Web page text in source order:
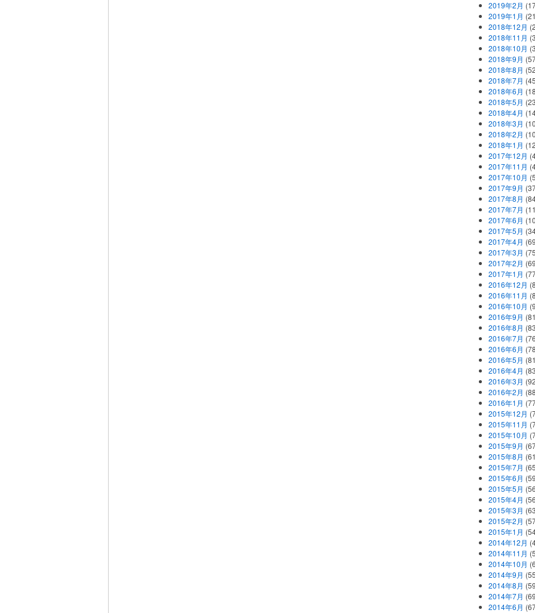
2019年2月
2019年1月
2018年12月
2018年11月
2018年10月
2018年9月
2018年8月
2018年7月
2018年6月
2018年5月
2018年4月
2018年3月
2018年2月
2018年1月
2017年12月
2017年11月
2017年10月
2017年9月
2017年8月
2017年7月
2017年6月
2017年5月
2017年4月
2017年3月
2017年2月
2017年1月
2016年12月
2016年11月
2016年10月
2016年9月
2016年8月
2016年7月
2016年6月
2016年5月
2016年4月
2016年3月
2016年2月
2016年1月
2015年12月
2015年11月
2015年10月
2015年9月
2015年8月
2015年7月
2015年6月
2015年5月
2015年4月
2015年3月
2015年2月
2015年1月
2014年12月
2014年11月
2014年10月
2014年9月
2014年8月
2014年7月
2014年6月